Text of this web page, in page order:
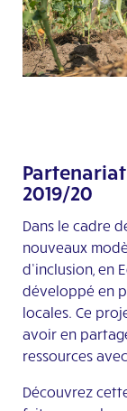
2019/20
Dans le cadre
nouveaux
d’inclusion, en
développé en
locales. Ce
avoir en
ressources
Découvrez